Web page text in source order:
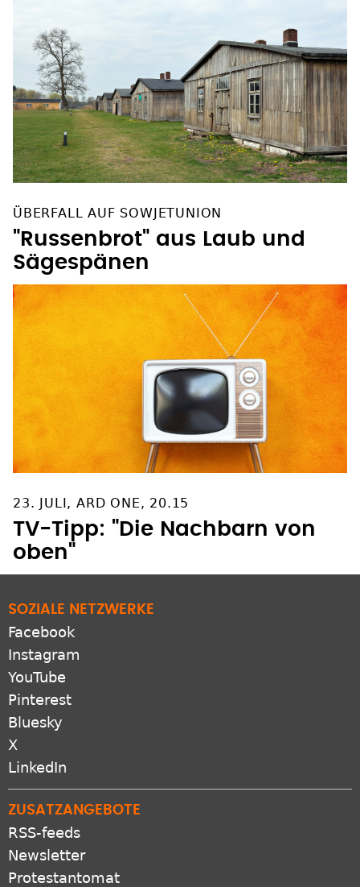
"Russenbrot" aus Laub und
Sägespänen
TV-Tipp: "Die Nachbarn von
oben"
Facebook
Instagram
YouTube
Pinterest
Bluesky
X
LinkedIn
RSS-feeds
Newsletter
Protestantomat